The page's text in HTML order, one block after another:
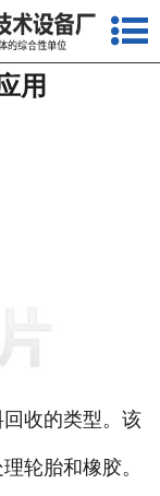
网站首页
关于我们
资质荣誉
联系我们
用
收的类型。该
轮胎和橡胶。